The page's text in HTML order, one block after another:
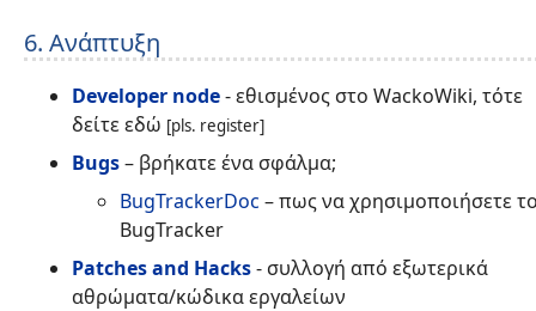
6. Ανάπτυξη
Developer node- εθισμένος στο WackoWiki, τότε
δείτε εδώ [pls. register]
Bugs– βρήκατε ένα σφάλμα;
BugTrackerDoc – πως να χρησιμοποιήσετε
BugTracker
Patches and Hacks- συλλογή από εξωτερικά
αθρώματα/κώδικα εργαλείων